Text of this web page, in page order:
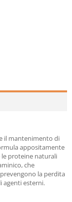
il mantenimento di
appositamente
proteine naturali
che
la perdita
agenti esterni.